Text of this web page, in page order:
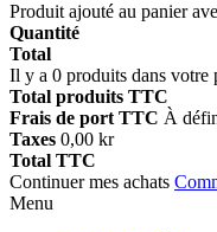
Produit ajouté au panier
Quantité
Total
Il y a 0 produits dans votre
Total produits TTC
Frais de port TTC À
Taxes 0,00 kr
Total TTC
Continuer mes achats
Menu